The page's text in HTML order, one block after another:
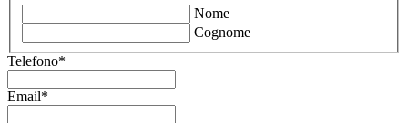
Nome
Cognome
Telefono*
Email*